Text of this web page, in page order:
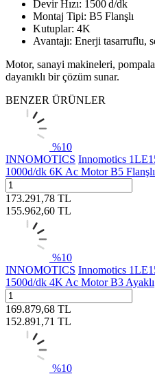
Devir Hızı: 1500 d/dk
Montaj Tipi: B5 Flanşlı
Kutuplar: 4K
Avantajı: Enerji tasarruflu,
Motor, sanayi makineleri,
dayanıklı bir çözüm sunar.
BENZER ÜRÜNLER
%10
INNOMOTICS Innomotics
1000d/dk 6K Ac Motor B5 Flanşlı
173.291,78 TL
155.962,60 TL
%10
INNOMOTICS Innomotics
1500d/dk 4K Ac Motor B3 Ayaklı
169.879,68 TL
152.891,71 TL
%10